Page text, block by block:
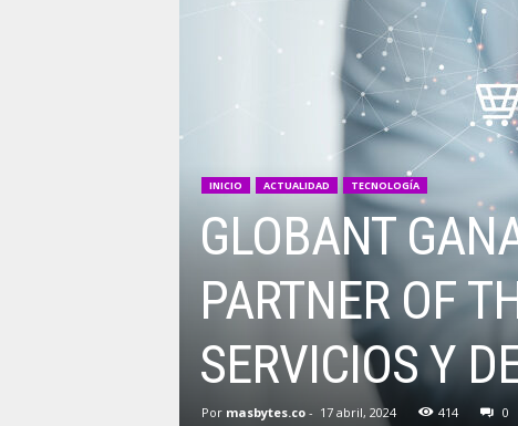
INICIO ACTUALIDAD TECNOLOGÍA
GLOBANT
PARTNER OF
SERVICIOS Y
Por masbytes.co- 17 abril, 2024 414 0